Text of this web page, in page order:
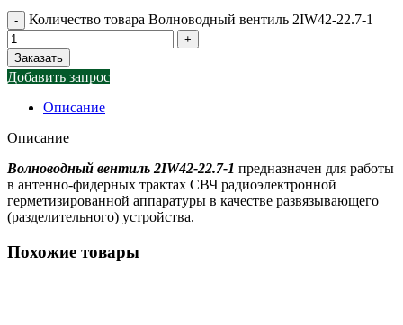
Количество товара Волноводный вентиль 2IW42-22.7-1
Заказать
Добавить запрос
Описание
Описание
Волноводный вентиль 2IW42-22.7-1 предназначен для работы
в антенно-фидерных трактах СВЧ радиоэлектронной
герметизированной аппаратуры в качестве развязывающего
(разделительного) устройства.
Похожие товары